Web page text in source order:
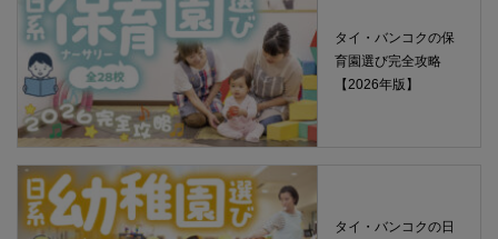
タイ・バンコクの保
育園選び完全攻略
【2026年版】
タイ・バンコクの日